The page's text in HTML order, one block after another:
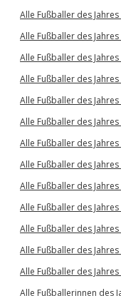
Alle Fußballer des
Alle Fußballer des Jahres
Alle Fußballer des
Alle Fußballer des
Alle Fußballer des
Alle Fußballer des Jahres
Alle Fußballer des
Alle Fußballer des
Alle Fußballer des
Alle Fußballer des
Alle Fußballer des Jahres
Alle Fußballer des
Alle Fußballer des
Alle Fußballerinnen des